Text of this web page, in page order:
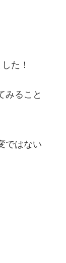
た！
みること
ではない